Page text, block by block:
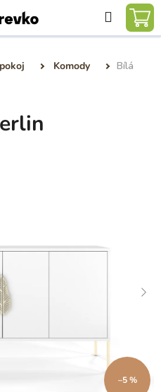
Hledat
Komody
Bílá
–5 %